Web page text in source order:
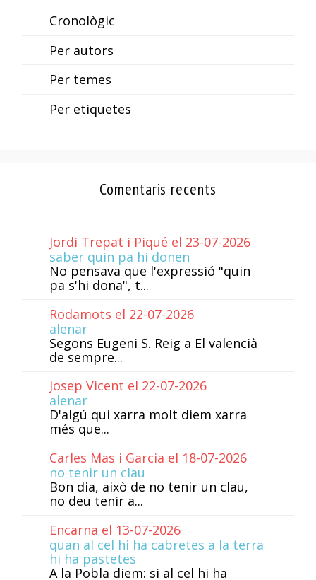
Cronològic
Per autors
Per temes
Per etiquetes
Comentaris recents
Jordi Trepat i Piqué el 23-07-2026
saber quin pa hi donen
No pensava que l'expressió "quin
pa s'hi dona", t...
Rodamots el 22-07-2026
alenar
Segons Eugeni S. Reig a El valencià
de sempre...
Josep Vicent el 22-07-2026
alenar
D'algú qui xarra molt diem xarra
més que...
Carles Mas i Garcia el 18-07-2026
no tenir un clau
Bon dia, això de no tenir un clau,
no deu tenir a...
Encarna el 13-07-2026
quan al cel hi ha cabretes a la terra
hi ha pastetes
A la Pobla diem: si al cel hi ha